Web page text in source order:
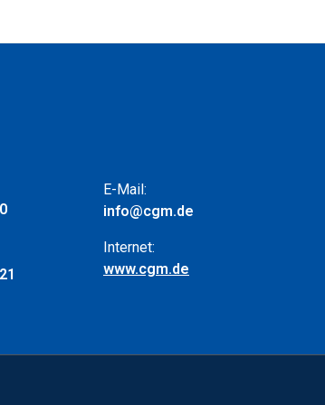
E-Mail:
info@cgm.de
Internet:
www.cgm.de